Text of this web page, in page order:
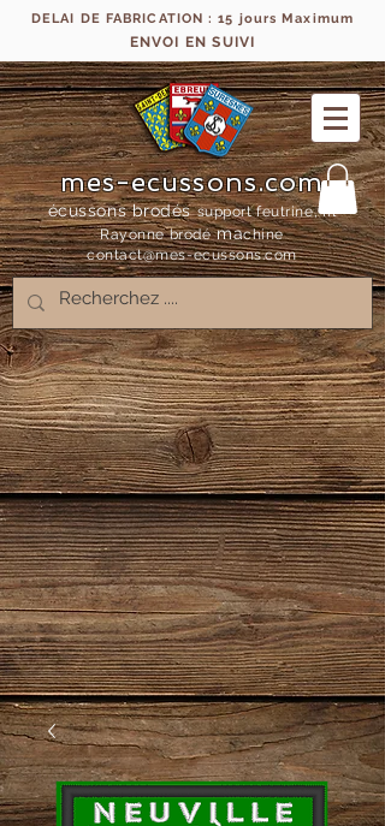
DELAI DE FABRICATION : 15 jours Maximum
ENVOI EN SUIVI
mes-ecussons.com
écussons brodés support feutrine, fil
Rayonne brodémachine
contact@mes-ecussons.com